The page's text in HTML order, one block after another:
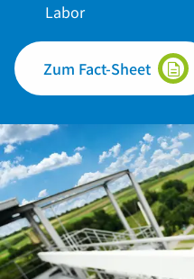
Labor
Zum Fact-Sheet